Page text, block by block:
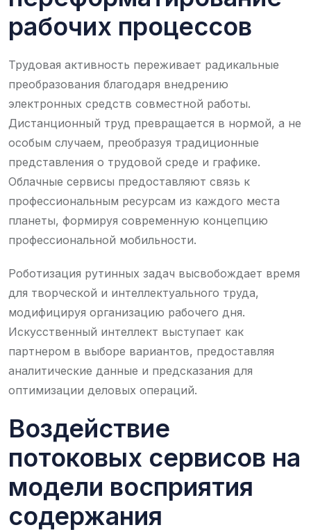
рабочих процессов
Трудовая активность переживает радикальные
преобразования благодаря внедрению
электронных средств совместной работы.
Дистанционный труд превращается в нормой, а не
особым случаем, преобразуя традиционные
представления о трудовой среде и графике.
Облачные сервисы предоставляют связь к
профессиональным ресурсам из каждого места
планеты, формируя современную концепцию
профессиональной мобильности.
Роботизация рутинных задач высвобождает время
для творческой и интеллектуального труда,
модифицируя организацию рабочего дня.
Искусственный интеллект выступает как
партнером в выборе вариантов, предоставляя
аналитические данные и предсказания для
оптимизации деловых операций.
Воздействие
потоковых сервисов на
модели восприятия
содержания